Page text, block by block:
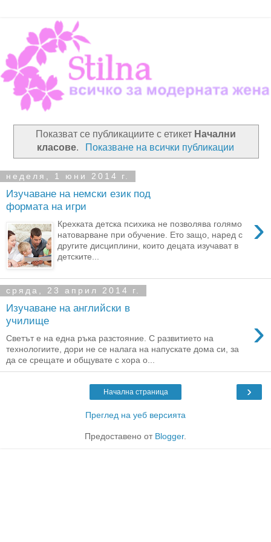
Показват се публикациите с етикет Начални
класове. Показване на всички публикации
неделя, 1 юни 2014 г.
Изучаване на немски език под
формата на игри
›
Крехката детска психика не позволява голямо
натоварване при обучение. Ето защо, наред с
другите дисциплини, които децата изучават в
детските...
сряда, 23 април 2014 г.
Изучаване на английски в
училище
›
Светът е на една ръка разстояние. С развитието на
технологиите, дори не се налага на напускате дома си, за
да се срещате и общувате с хора о...
›
Начална страница
Преглед на уеб версията
Предоставено от Blogger.